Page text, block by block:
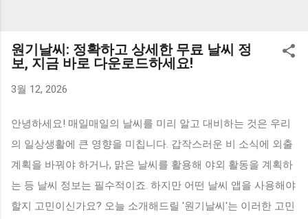
원기날씨: 정확하고 상세한 무료 날씨 정
보, 지금 바로 다운로드하세요!
3월 12, 2026
안녕하세요! 매일매일의 날씨를 미리 알고 대비하는 것은 우리
의 일상생활에 큰 영향을 미칩니다. 갑작스러운 비 소식에 외출
계획을 바꿔야 하거나, 맑은 날씨를 활용해 야외 활동을 계획하
는 등 날씨 정보는 필수적이죠. 하지만 어떤 날씨 앱을 사용해야
할지 고민이신가요? 오늘 소개해드릴 '원기날씨'는 이러한 고민